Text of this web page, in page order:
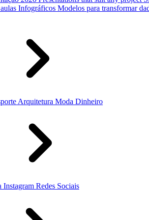
Infográficos Modelos para transformar
Arquitetura Moda Dinheiro
Instagram Redes Sociais